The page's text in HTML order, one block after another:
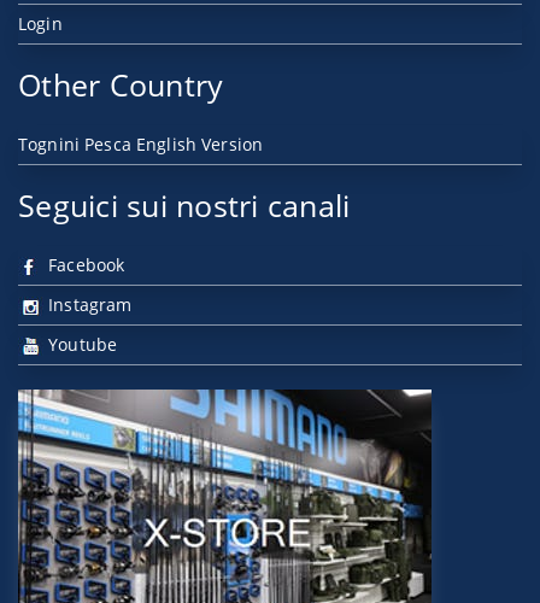
Login
Other Country
Tognini Pesca English Version
Seguici sui nostri canali
Facebook
Instagram
Youtube